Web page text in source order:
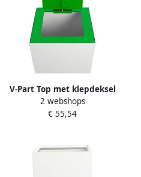
V-Part Top met klepdeksel
voor modulaire
afvalscheidingsunit 90 liter
2 webshops
€ 55,54